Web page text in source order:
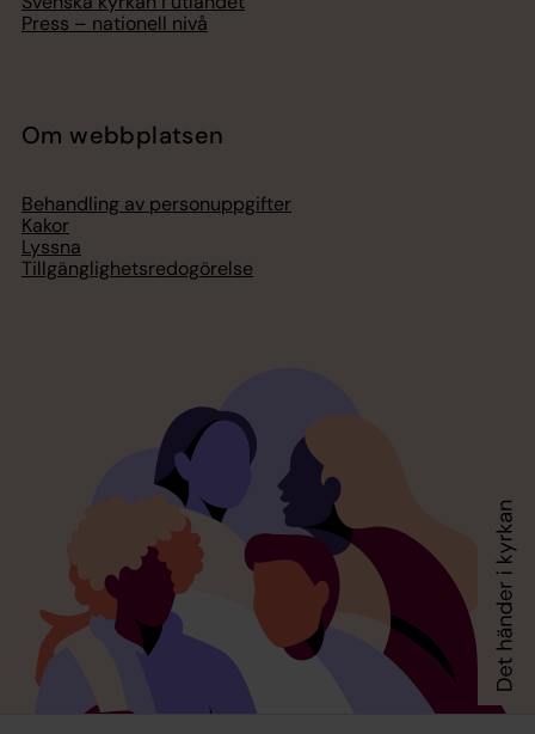
Press – nationell nivå
Om webbplatsen
Behandling av personuppgifter
Kakor
Lyssna
Tillgänglighetsredogörelse